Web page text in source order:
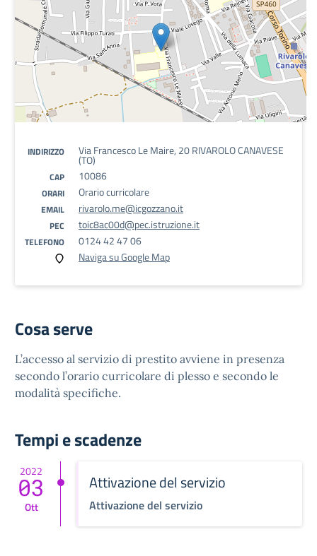
INDIRIZZO Via Francesco Le Maire, 20 RIVAROLO CANAVESE
(TO)
CAP 10086
ORARI Orario curricolare
EMAIL rivarolo.me@icgozzano.it
PEC toic8ac00d@pec.istruzione.it
TELEFONO
0124 42 47 06
Naviga su Google Map
Cosa serve
L’accesso al servizio di prestito avviene in presenza
secondo l’orario curricolare di plesso e secondo le
modalità specifiche.
Tempi e scadenze
2022
03
Ott
Attivazione del servizio
Attivazione del servizio